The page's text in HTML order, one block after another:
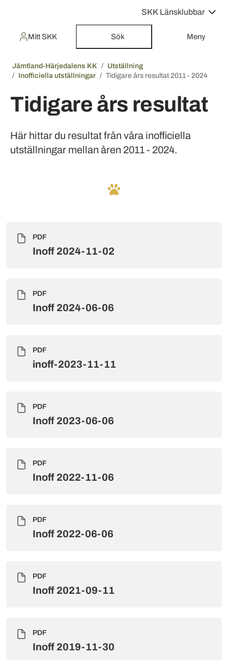
SKK Länsklubbar
Mitt SKK Sök Meny
Jämtland-Härjedalens KK
Utställning
Inofficiella utställningar
Tidigare års resultat 2011 - 2024
Tidigare års resultat
Här hittar du resultat från våra inofficiella
utställningar mellan åren 2011 - 2024.
PDF
Inoff 2024-11-02
PDF
Inoff 2024-06-06
PDF
inoff-2023-11-11
PDF
Inoff 2023-06-06
PDF
Inoff 2022-11-06
PDF
Inoff 2022-06-06
PDF
Inoff 2021-09-11
PDF
Inoff 2019-11-30